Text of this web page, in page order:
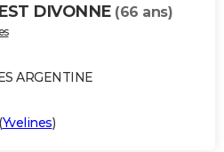
DIVONNE (66 ans)
ARGENTINE
(Yvelines)